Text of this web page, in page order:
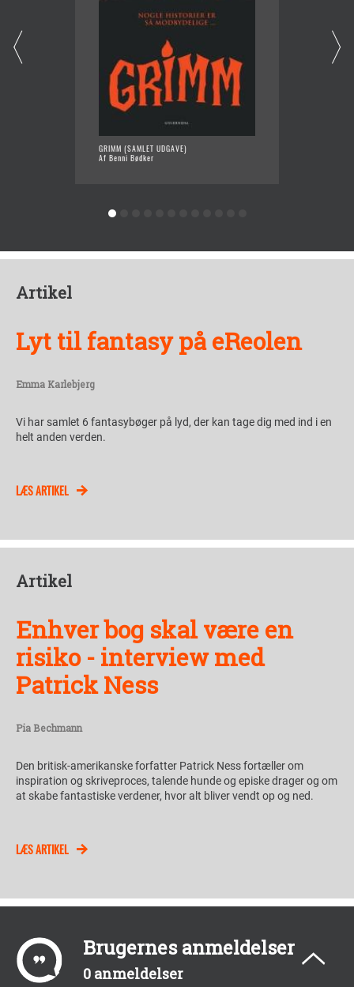
GRIMM (SAMLET UDGAVE)
Af Benni Bødker
Artikel
Lyt til fantasy på eReolen
Emma Karlebjerg
Vi har samlet 6 fantasybøger på lyd, der kan tage dig med ind i en
helt anden verden.
LÆS ARTIKEL
Artikel
Enhver bog skal være en
risiko - interview med
Patrick Ness
Pia Bechmann
Den britisk-amerikanske forfatter Patrick Ness fortæller om
inspiration og skriveproces, talende hunde og episke drager og om
at skabe fantastiske verdener, hvor alt bliver vendt op og ned.
LÆS ARTIKEL
Brugernes anmeldelser
0 anmeldelser